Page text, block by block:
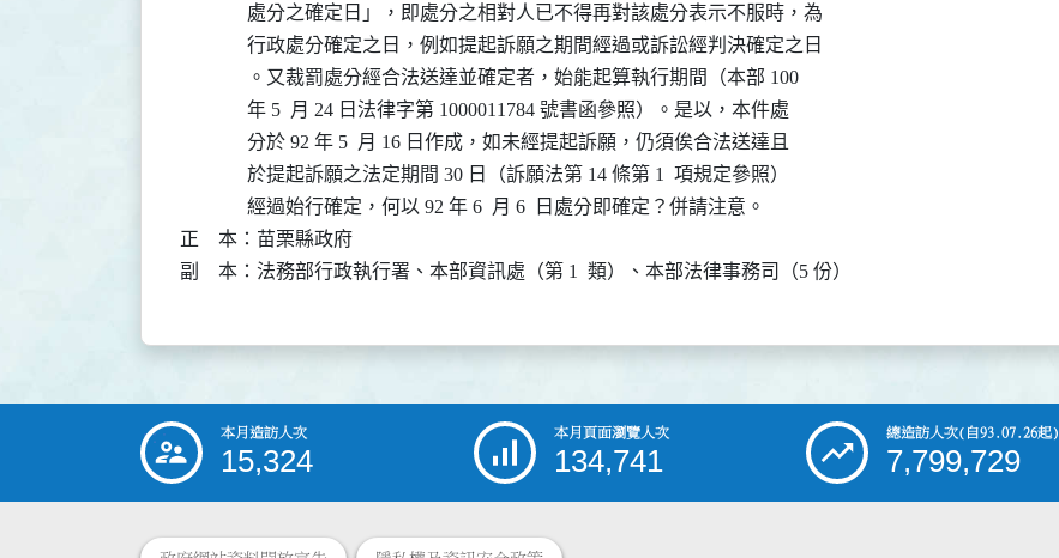
              處分之確定日」，即處分之相對人已不得再對該處分表示不服時，為
              行政處分確定之日，例如提起訴願之期間經過或訴訟經判決確定之日
              。又裁罰處分經合法送達並確定者，始能起算執行期間（本部 100
              年 5  月 24 日法律字第 1000011784 號書函參照）。是以，本件處
              分於 92 年 5  月 16 日作成，如未經提起訴願，仍須俟合法送達且
              於提起訴願之法定期間 30 日（訴願法第 14 條第 1  項規定參照）
              經過始行確定，何以 92 年 6  月 6  日處分即確定？併請注意。
正    本：苗栗縣政府
副    本：法務部行政執行署、本部資訊處（第 1  類）、本部法律事務司（5 份）
::: 本月造訪人次
15,324
本月頁面瀏覽人次
134,741
總造訪人次(自93.07.26起)
7,799,729